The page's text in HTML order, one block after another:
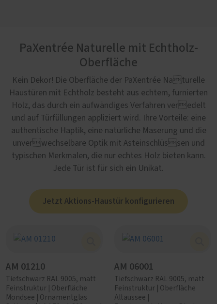
PaXentrée Naturelle mit Echtholz-
Oberfläche
Kein Dekor! Die Oberfläche der PaXentrée Naturelle
Haustüren mit Echtholz besteht aus echtem, furnierten
Holz, das durch ein aufwändiges Verfahren veredelt
und auf Türfüllungen appliziert wird. Ihre Vorteile: eine
authentische Haptik, eine natürliche Maserung und die
unverwechselbare Optik mit Asteinschlüssen und
typischen Merkmalen, die nur echtes Holz bieten kann.
Jede Tür ist für sich ein Unikat.
Jetzt Aktions-Haustür konfigurieren
AM 01210
Tiefschwarz RAL 9005, matt
Feinstruktur | Oberfläche
Mondsee | Ornamentglas
AM 06001
Tiefschwarz RAL 9005, matt
Feinstruktur | Oberfläche
Altaussee |